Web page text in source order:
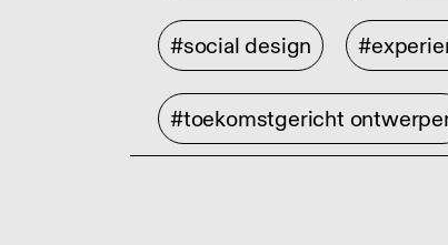
#social design
#toekomstgericht